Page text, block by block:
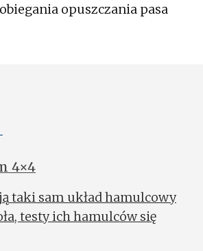
opuszczania pasa
4×4
taki sam układ hamulcowy
testy ich hamulców się